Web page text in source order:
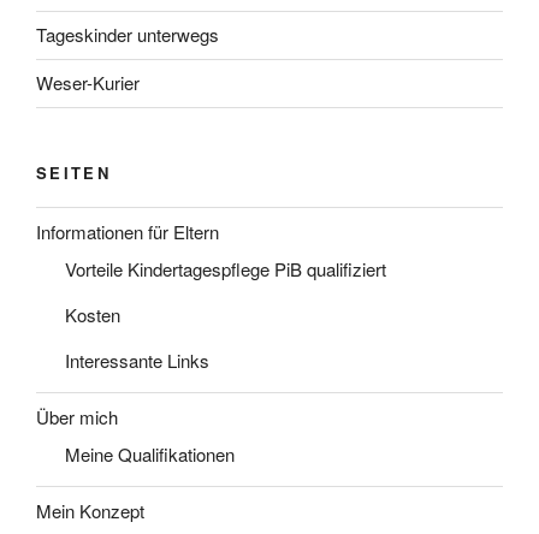
Tageskinder unterwegs
Weser-Kurier
SEITEN
Informationen für Eltern
Vorteile Kindertagespflege PiB qualifiziert
Kosten
Interessante Links
Über mich
Meine Qualifikationen
Mein Konzept